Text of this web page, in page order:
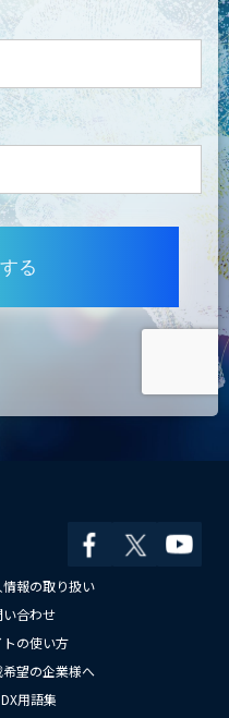
る
情報の取り扱い
い合わせ
トの使い方
希望の企業様へ
用語集